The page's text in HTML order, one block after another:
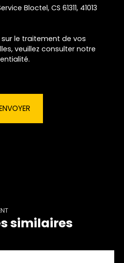
Bloctel, CS 61311, 41013
le traitement de vos
veuillez consulter notre
.
similaires